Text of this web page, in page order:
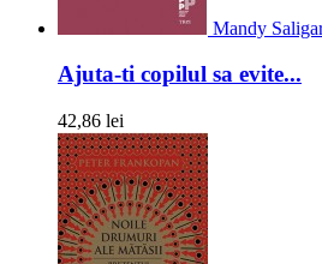
Mandy
Ajuta-ti copilul sa evite...
42,86 lei